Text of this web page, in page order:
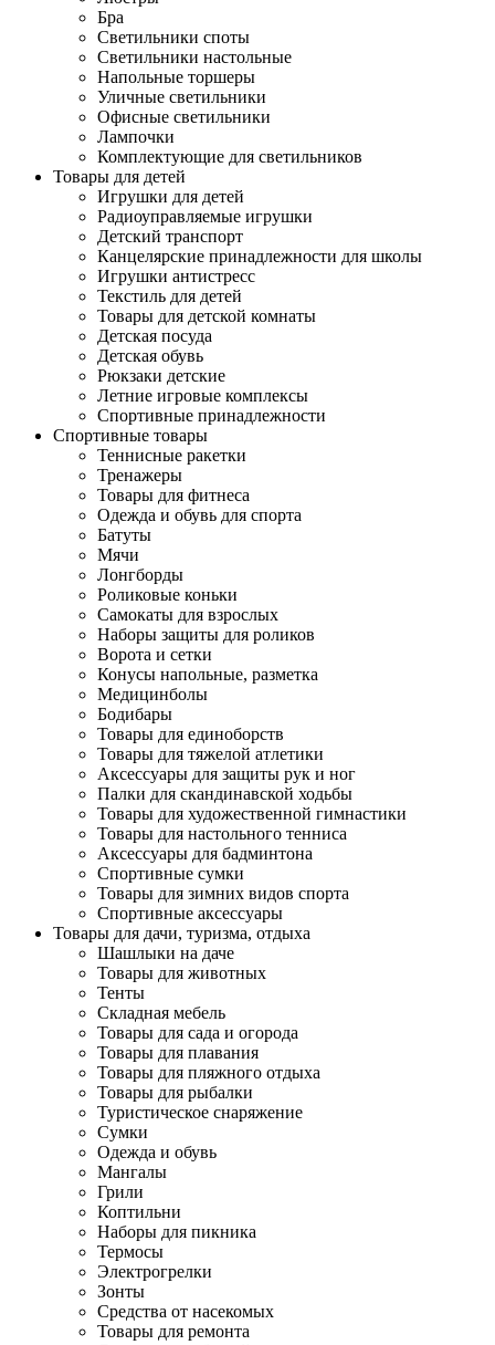
Бра
Светильники споты
Светильники настольные
Напольные торшеры
Уличные светильники
Офисные светильники
Лампочки
Комплектующие для светильников
Товары для детей
Игрушки для детей
Радиоуправляемые игрушки
Детский транспорт
Канцелярские принадлежности для школы
Игрушки антистресс
Текстиль для детей
Товары для детской комнаты
Детская посуда
Детская обувь
Рюкзаки детские
Летние игровые комплексы
Спортивные принадлежности
Спортивные товары
Теннисные ракетки
Тренажеры
Товары для фитнеса
Одежда и обувь для спорта
Батуты
Мячи
Лонгборды
Роликовые коньки
Самокаты для взрослых
Наборы защиты для роликов
Ворота и сетки
Конусы напольные, разметка
Медицинболы
Бодибары
Товары для единоборств
Товары для тяжелой атлетики
Аксессуары для защиты рук и ног
Палки для скандинавской ходьбы
Товары для художественной гимнастики
Товары для настольного тенниса
Аксессуары для бадминтона
Спортивные сумки
Товары для зимних видов спорта
Спортивные аксессуары
Товары для дачи, туризма, отдыха
Шашлыки на даче
Товары для животных
Тенты
Складная мебель
Товары для сада и огорода
Товары для плавания
Товары для пляжного отдыха
Товары для рыбалки
Туристическое снаряжение
Сумки
Одежда и обувь
Мангалы
Грили
Коптильни
Наборы для пикника
Термосы
Электрогрелки
Зонты
Средства от насекомых
Товары для ремонта